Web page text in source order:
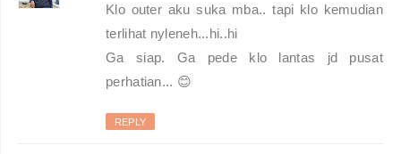
Klo outer aku suka mba.. tapi klo kemudian
terlihat nyleneh...hi..hi
Ga siap. Ga pede klo lantas jd pusat
perhatian... 😊
REPLY